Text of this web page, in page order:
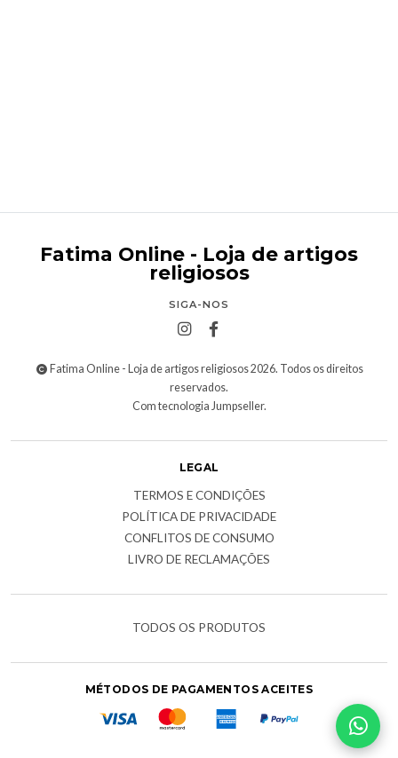
Fatima Online - Loja de artigos
religiosos
SIGA-NOS
Fatima Online - Loja de artigos religiosos 2026. Todos os direitos
reservados.
Com tecnologia Jumpseller.
LEGAL
TERMOS E CONDIÇÕES
POLÍTICA DE PRIVACIDADE
CONFLITOS DE CONSUMO
LIVRO DE RECLAMAÇÕES
TODOS OS PRODUTOS
MÉTODOS DE PAGAMENTOS ACEITES